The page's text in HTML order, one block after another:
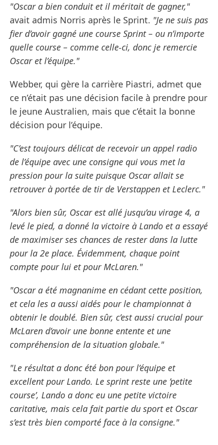
"Oscar a bien conduit et il méritait de gagner,"
avait admis Norris après le Sprint. "Je ne suis pas
fier d’avoir gagné une course Sprint – ou n’importe
quelle course – comme celle-ci, donc je remercie
Oscar et l’équipe."
Webber, qui gère la carrière Piastri, admet que
ce n’était pas une décision facile à prendre pour
le jeune Australien, mais que c’était la bonne
décision pour l’équipe.
"C’est toujours délicat de recevoir un appel radio
de l’équipe avec une consigne qui vous met la
pression pour la suite puisque Oscar allait se
retrouver à portée de tir de Verstappen et Leclerc."
"Alors bien sûr, Oscar est allé jusqu’au virage 4, a
levé le pied, a donné la victoire à Lando et a essayé
de maximiser ses chances de rester dans la lutte
pour la 2e place. Évidemment, chaque point
compte pour lui et pour McLaren."
"Oscar a été magnanime en cédant cette position,
et cela les a aussi aidés pour le championnat à
obtenir le doublé. Bien sûr, c’est aussi crucial pour
McLaren d’avoir une bonne entente et une
compréhension de la situation globale."
"Le résultat a donc été bon pour l’équipe et
excellent pour Lando. Le sprint reste une ’petite
course’, Lando a donc eu une petite victoire
caritative, mais cela fait partie du sport et Oscar
s’est très bien comporté face à la consigne."